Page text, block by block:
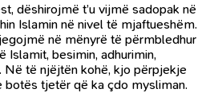
dëshirojmë t’u vijmë sadopak në
Islamin në nivel të mjaftueshëm.
në mënyrë të përmbledhur
Islamit, besimin, adhurimin,
Në të njëjtën kohë, kjo përpjekje
tjetër që ka çdo mysliman.